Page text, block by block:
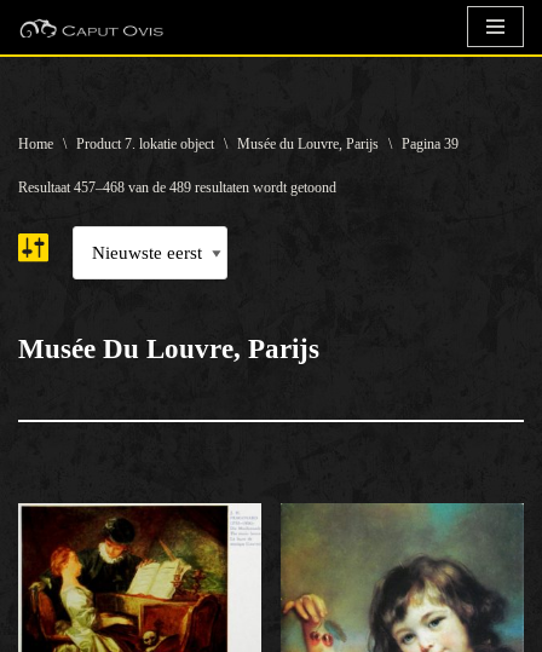
inhoud
Home \ Product 7. lokatie object \ Musée du Louvre, Parijs \ Pagina 39
Resultaat 457–468 van de 489 resultaten wordt getoond
Musée Du Louvre, Parijs